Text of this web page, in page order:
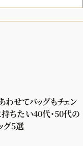
ン、
への応募など
ら
わせてバッグもチェン
持ちたい40代・50代の
グ5選